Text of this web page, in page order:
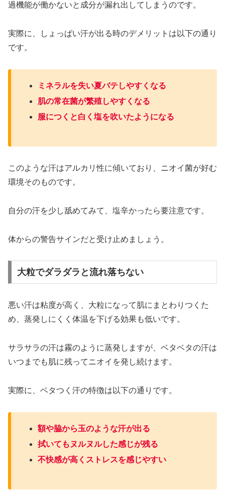
過機能が働かないと成分が漏れ出してしまうのです。
実際に、しょっぱい汗が出る時のデメリットは以下の通り
です。
ミネラルを失い夏バテしやすくなる
肌の常在菌が繁殖しやすくなる
服につくと白く塩を吹いたようになる
このような汗はアルカリ性に傾いており、ニオイ菌が好む
環境そのものです。
自分の汗を少し舐めてみて、塩辛かったら要注意です。
体からの警告サインだと受け止めましょう。
大粒でダラダラと流れ落ちない
悪い汗は粘度が高く、大粒になって肌にまとわりつくた
め、蒸発しにくく体温を下げる効果も低いです。
サラサラの汗は霧のように蒸発しますが、ベタベタの汗は
いつまでも肌に残ってニオイを発し続けます。
実際に、ベタつく汗の特徴は以下の通りです。
額や脇から玉のような汗が出る
拭いてもヌルヌルした感じが残る
不快感が高くストレスを感じやすい